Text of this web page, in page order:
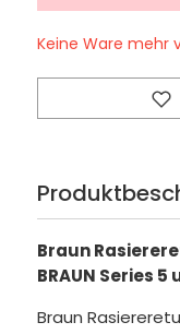
Keine Ware mehr
Braun
BRAUN Series 5
Braun